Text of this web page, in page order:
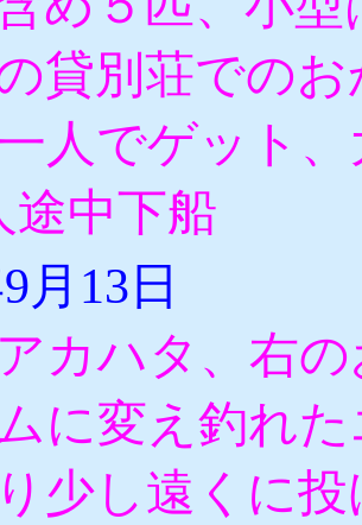
貸別荘での
人でゲット
途中下船
月13日
カハタ、右
に変え釣れ
少し遠くに